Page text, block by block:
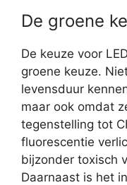
De groene
De keuze voor
groene keuze.
levensduur
maar ook omdat
tegenstelling tot
fluorescentie
bijzonder toxisch
Daarnaast is het